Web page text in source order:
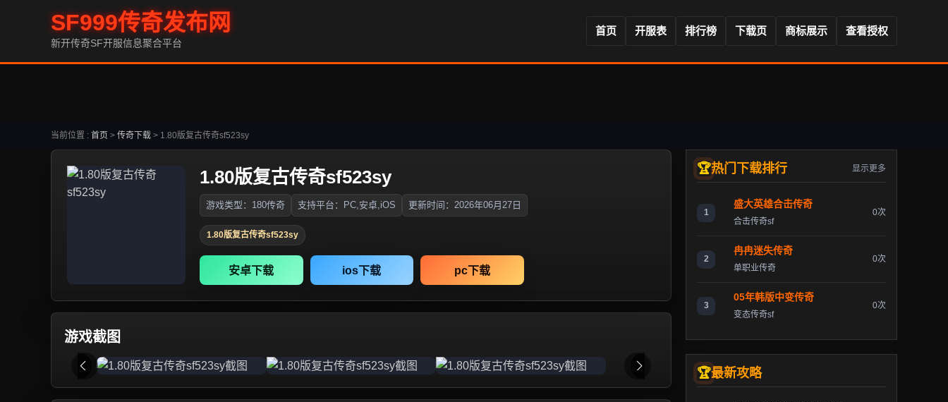
SF999传奇发布网
新开传奇SF开服信息聚合平台
首页 开服表 排行榜 下载页 商标展示 查看授权
当前位置 : 首页 > 传奇下载 > 1.80版复古传奇sf523sy
1.80版复古传奇sf523sy
游戏类型：180传奇 支持平台：PC,安卓,iOS 更新时间：2026年06月27日
1.80版复古传奇sf523sy
安卓下载 ios下载 pc下载
游戏截图
热门下载排行 显示更多
1
盛大英雄合击传奇
合击传奇sf
0次
2
冉冉迷失传奇
单职业传奇
0次
3
05年韩版中变传奇
变态传奇sf
0次
最新攻略